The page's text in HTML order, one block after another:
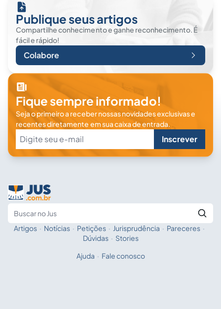
Publique seus artigos
Compartilhe conhecimento e ganhe reconhecimento. É
fácil e rápido!
Colabore
Fique sempre informado!
Seja o primeiro a receber nossas novidades exclusivas e
recentes diretamente em sua caixa de entrada.
Inscrever
Fale com a IA
Artigos · Notícias · Petições · Jurisprudência · Pareceres ·
Dúvidas · Stories
Ajuda · Fale conosco